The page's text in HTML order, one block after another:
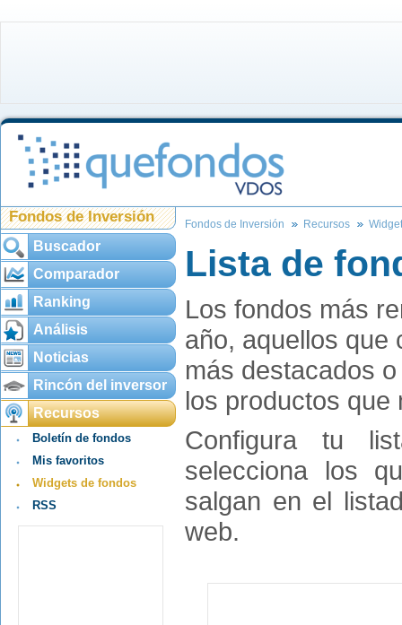
Fondos de Inversión
Buscador
Comparador
Ranking
Análisis
Noticias
Rincón del inversor
Recursos
Boletín de fondos
Mis favoritos
Widgets de fondos
RSS
Fondos de Inversión Recursos
Lista de
Los fondos más
año, aquellos que
más destacados
los productos que
Configura tu
selecciona los
salgan en el
web.